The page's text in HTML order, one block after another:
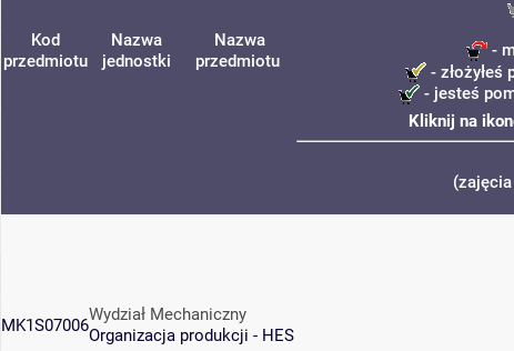
Kod
przedmiotu
Nazwa
jednostki
Nazwa
przedmiotu
-
- złożyłeś
- jesteś
Kliknij na
MK1S07006
Wydział Mechaniczny
Organizacja produkcji - HES